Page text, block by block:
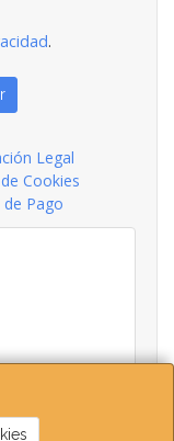
.
Legal
Cookies
Pago